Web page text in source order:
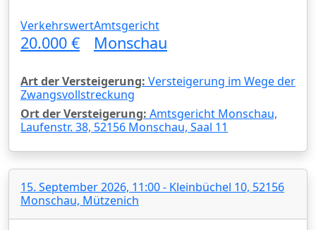
Verkehrswert
20.000 €
Amtsgericht
Monschau
Art der Versteigerung: Versteigerung im Wege der
Zwangsvollstreckung
Ort der Versteigerung: Amtsgericht Monschau,
Laufenstr. 38, 52156 Monschau, Saal 11
15. September 2026, 11:00 - Kleinbüchel 10, 52156
Monschau, Mützenich